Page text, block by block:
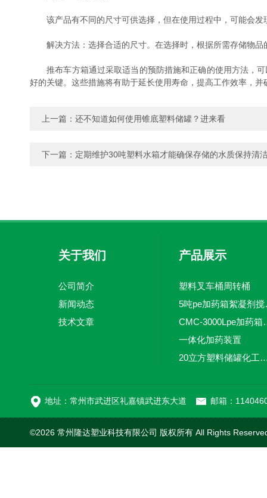
该产品有不同的尺寸可供选择，但在使用过程中，可能会发
解决方法：选择合适的尺寸。在选择时，根据所需存储物品
推布车方箱通过采取适当的预防措施和正确的使用方法，可
好的关键。这些措施将有助于延长使用寿命，提高工作效率，
上一篇： 还不知道如何使用锥底塑料储罐？进来看
下一篇： 定期维护30吨塑料水箱才能确保存储的水质保持清
关于我们
公司简介
新闻动态
技术文章
产品展示
塑料叉车桶周转桶
5吨pe
CMC-
一体化加药装置
20立方塑料储罐化工储
地址：常州市武进区礼嘉镇武进东大道 邮箱：
©2026 常州隆达塑业科技有限公司 版权所有 All Rights